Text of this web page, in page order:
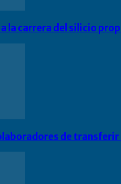
la carrera del silicio
de